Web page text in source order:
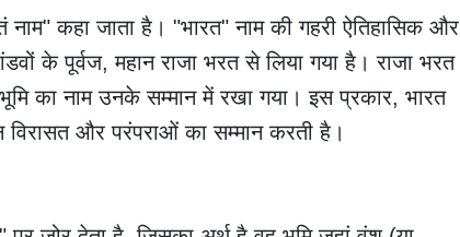
कहा जाता है। "भारत" नाम की गहरी ऐतिहासिक और
के पूर्वज, महान राजा भरत से लिया गया है। राजा भरत
का नाम उनके सम्मान में रखा गया। इस प्रकार, भारत
और परंपराओं का सम्मान करती है।